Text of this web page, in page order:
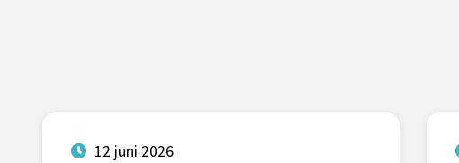
12 juni 2026